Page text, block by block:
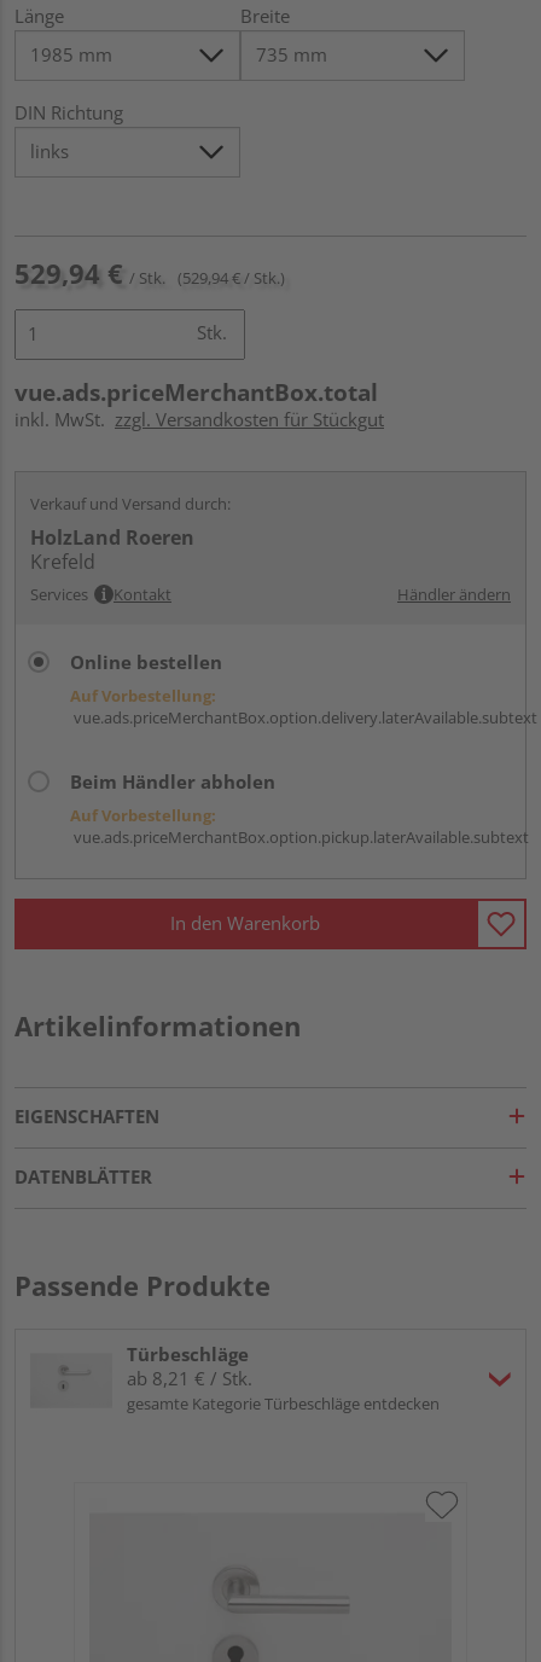
Länge Breite
DIN Richtung
529,94 € / Stk. (529,94 € / Stk.)
Stk.
vue.ads.priceMerchantBox.total
inkl. MwSt. zzgl. Versandkosten für Stückgut
Verkauf und Versand durch:
HolzLand Roeren
Krefeld
Services Kontakt Händler ändern
Online bestellen
Auf Vorbestellung:
vue.ads.priceMerchantBox.option.delivery.laterAvailable.subtext
Beim Händler abholen
Auf Vorbestellung:
vue.ads.priceMerchantBox.option.pickup.laterAvailable.subtext
In den Warenkorb
Artikelinformationen
EIGENSCHAFTEN
DATENBLÄTTER
Passende Produkte
Türbeschläge
ab 8,21 € / Stk.
gesamte Kategorie Türbeschläge entdecken